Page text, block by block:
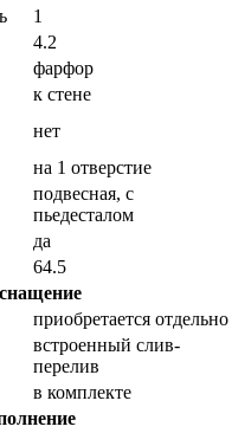
1
4.2
фарфор
к стене
нет
на 1 отверстие
подвесная, с
пьедесталом
да
64.5
приобретается отдельно
встроенный слив-
перелив
в комплекте